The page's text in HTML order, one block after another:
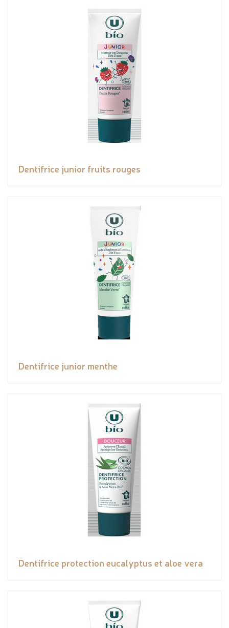
Dentifrice junior fruits rouges
Dentifrice junior menthe
Dentifrice protection eucalyptus et aloe vera